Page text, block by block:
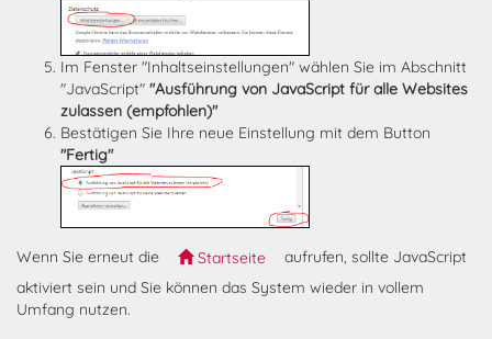
Im Fenster "Inhaltseinstellungen" wählen Sie im Abschnitt
"JavaScript" "Ausführung von JavaScript für alle Websites
zulassen (empfohlen)"
Bestätigen Sie Ihre neue Einstellung mit dem Button
"Fertig"
Wenn Sie erneut die Startseite
aufrufen, sollte JavaScript
aktiviert sein und Sie können das System wieder in vollem
Umfang nutzen.